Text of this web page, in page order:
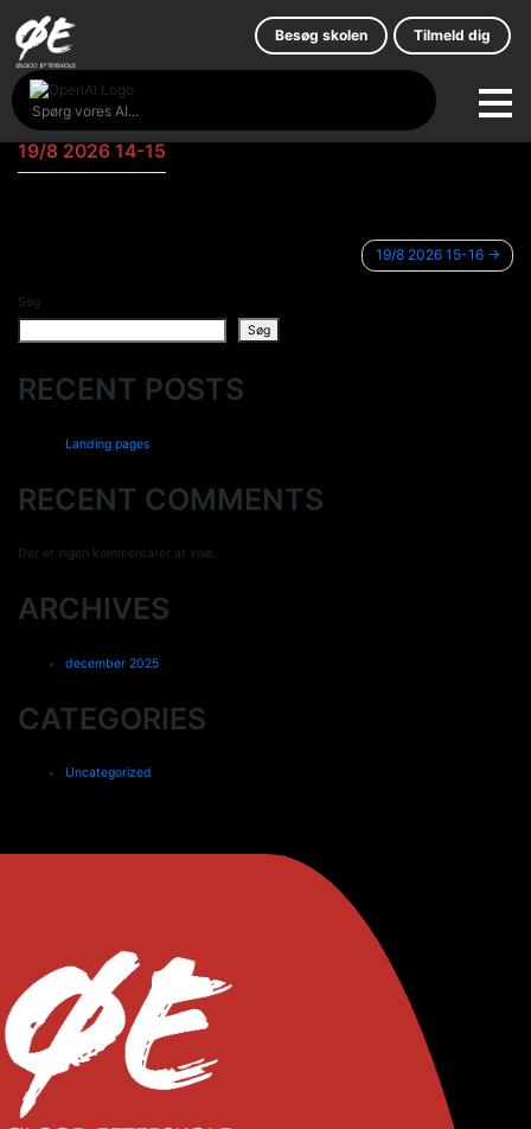
content
Besøg skolen Tilmeld dig
19/8 2026 14-15
19/8 2026 15-16
Søg
Søg
RECENT POSTS
Landing pages
RECENT COMMENTS
Der er ingen kommentarer at vise.
ARCHIVES
december 2025
CATEGORIES
Uncategorized